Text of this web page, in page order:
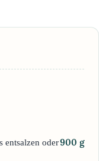
entsalzen oder900 g